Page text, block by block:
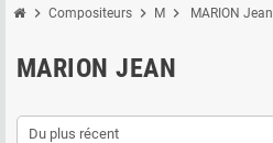
chevron_right Compositeurs chevron_right M chevron_right MARION Jean
MARION JEAN
Du plus récent